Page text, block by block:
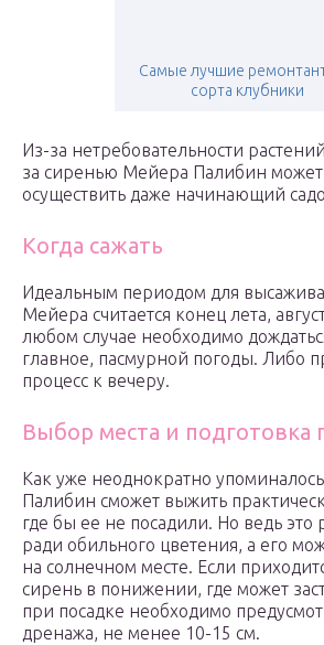
Самые лучшие
сорта клубники
Из-за нетребовательности
за сиренью Мейера Палибин может
осуществить даже начинающий
Когда сажать
Идеальным периодом для
Мейера считается конец лета,
любом случае необходимо
главное, пасмурной погоды. Либо
процесс к вечеру.
Выбор места и подготовка
Как уже неоднократно
Палибин сможет выжить
где бы ее не посадили. Но ведь это
ради обильного цветения, а его
на солнечном месте. Если
сирень в понижении, где может
при посадке необходимо
дренажа, не менее 10-15 см.